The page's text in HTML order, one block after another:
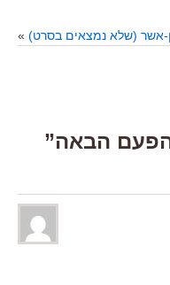
אשר (שלא נמצאים בסרט) »